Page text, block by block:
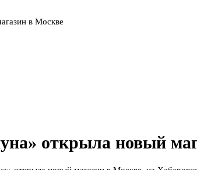
в Москве
открыла новый